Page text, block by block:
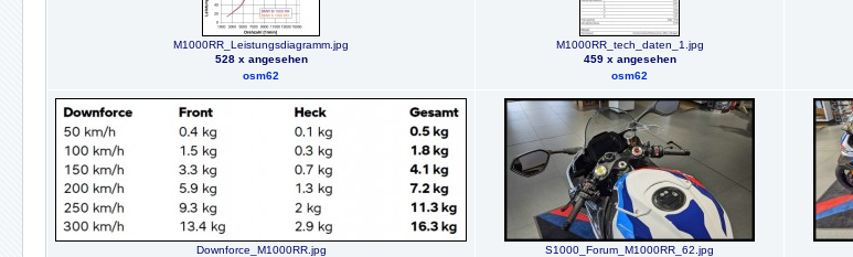
M1000RR_Leistungsdiagramm.jpg
528 x angesehen
osm62
M1000RR_tech_daten_1.jpg
459 x angesehen
osm62
Downforce_M1000RR.jpg
S1000_Forum_M1000RR_62.jpg